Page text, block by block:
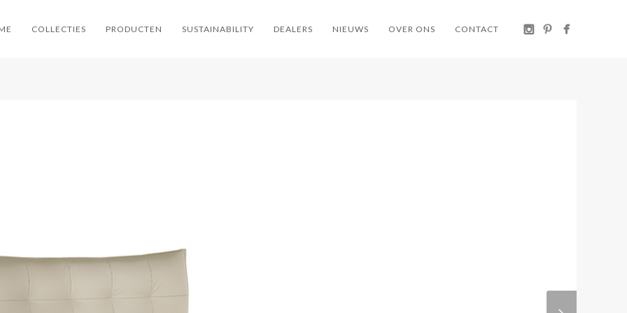
COLLECTIES PRODUCTEN SUSTAINABILITY DEALERS NIEUWS OVER ONS CONTACT